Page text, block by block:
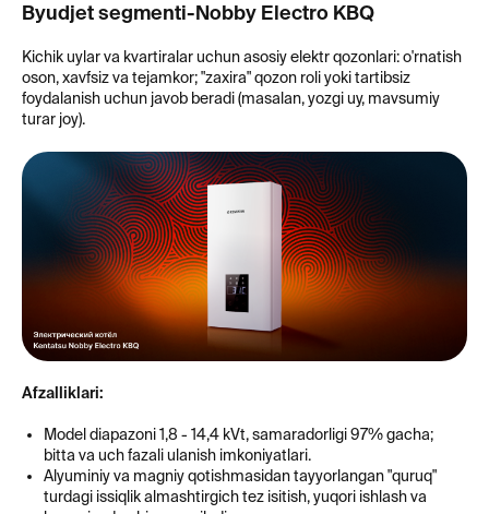
Byudjet segmenti-Nobby Electro KBQ
Kichik uylar va kvartiralar uchun asosiy elektr qozonlari: o'rnatish
oson, xavfsiz va tejamkor; "zaxira" qozon roli yoki tartibsiz
foydalanish uchun javob beradi (masalan, yozgi uy, mavsumiy
turar joy).
Afzalliklari:
Model diapazoni 1,8 - 14,4 kVt, samaradorligi 97% gacha;
bitta va uch fazali ulanish imkoniyatlari.
Alyuminiy va magniy qotishmasidan tayyorlangan "quruq"
turdagi issiqlik almashtirgich tez isitish, yuqori ishlash va